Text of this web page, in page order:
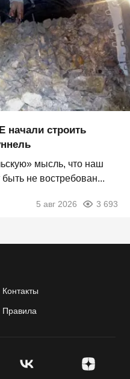
начали строить
мысль, что наш
не востребован...
5 авг 2026 3 693
Контакты
Правила